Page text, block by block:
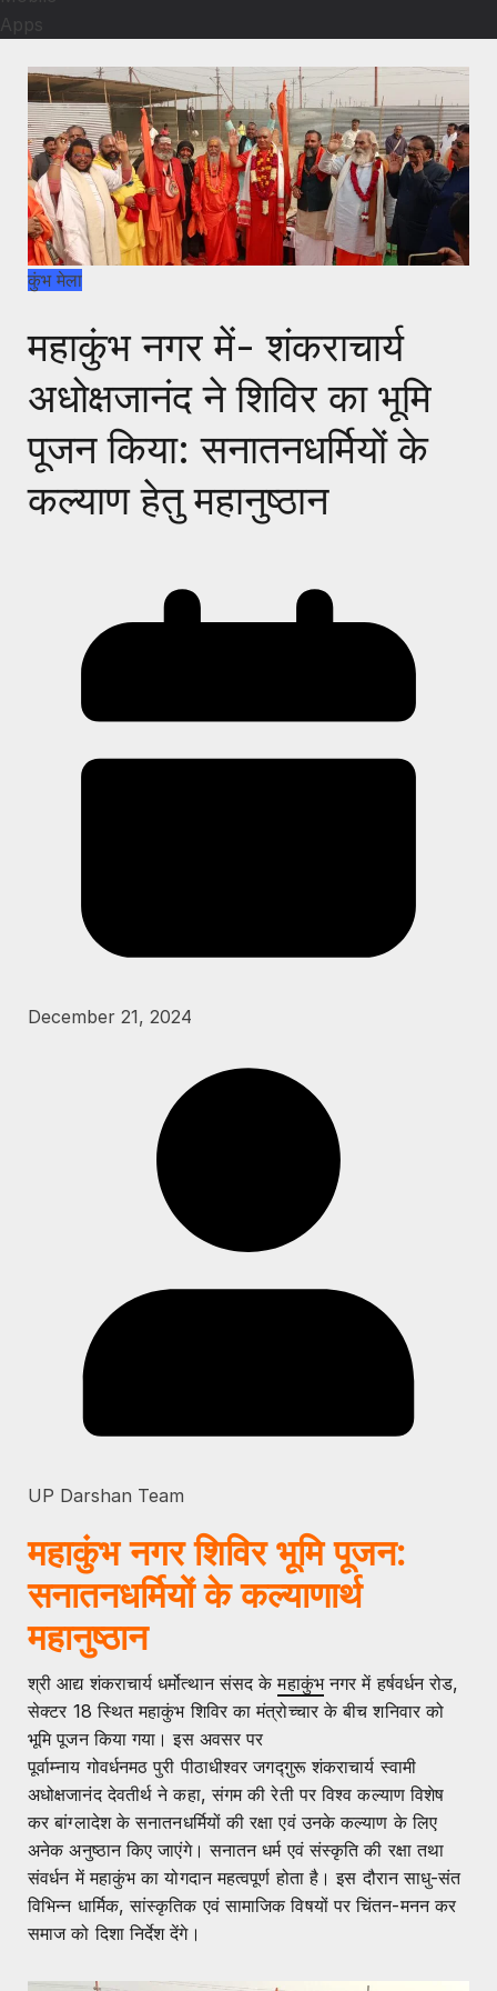
Apps
कुंभ मेला
महाकुंभ नगर में- शंकराचार्य
अधोक्षजानंद ने शिविर का भूमि
पूजन किया: सनातनधर्मियों के
कल्याण हेतु महानुष्ठान
December 21, 2024
UP Darshan Team
महाकुंभ नगर शिविर भूमि पूजन:
सनातनधर्मियों के कल्याणार्थ
महानुष्ठान
श्री आद्य शंकराचार्य धर्मोत्थान संसद केमहाकुंभनगर में हर्षवर्धन रोड,
सेक्टर 18 स्थित महाकुंभ शिविर का मंत्रोच्चार के बीच शनिवार को
भूमि पूजन किया गया। इस अवसर पर
पूर्वाम्नाय गोवर्धनमठ पुरी पीठाधीश्वर जगद्गु़रू शंकराचार्य स्वामी
अधोक्षजानंद देवतीर्थ ने कहा, संगम की रेती पर विश्व कल्याण विशेष
कर बांग्लादेश के सनातनधर्मियों की रक्षा एवं उनके कल्याण के लिए
अनेक अनुष्ठान किए जाएंगे। सनातन धर्म एवं संस्कृति की रक्षा तथा
संवर्धन में महाकुंभ का योगदान महत्वपूर्ण होता है। इस दौरान साधु-संत
विभिन्न धार्मिक, सांस्कृतिक एवं सामाजिक विषयों पर चिंतन-मनन कर
समाज को दिशा निर्देश देंगे।